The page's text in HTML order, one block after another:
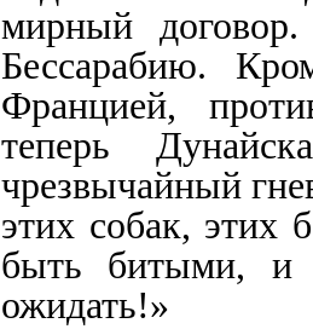
мирный
Бессарабию.
Францией,
теперь
чрезвычайный
этих собак, этих
быть битыми, и
ожидать!»